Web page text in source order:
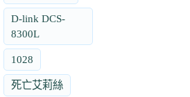
D-link DCS-
8300L
1028
死亡艾莉絲